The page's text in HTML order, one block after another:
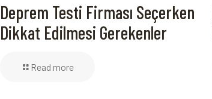
Deprem Testi Firması Seçerken
Dikkat Edilmesi Gerekenler
Read more